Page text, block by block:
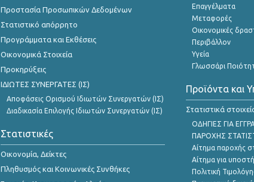
Προστασία Προσωπικών Δεδομένων
Στατιστικό απόρρητο
Προγράμματα και Εκθέσεις
Οικονομικά Στοιχεία
Προκηρύξεις
ΙΔΙΩΤΕΣ ΣΥΝΕΡΓΑΤΕΣ (ΙΣ)
Αποφάσεις Ορισμού Ιδιωτών Συνεργατών (ΙΣ)
Διαδικασία Επιλογής Ιδιωτών Συνεργατών (ΙΣ)
Στατιστικές
Οικονομία, Δείκτες
Πληθυσμός και Κοινωνικές Συνθήκες
Επαγγέλματα
Μεταφορές
Οικονομικές
Περιβάλλον
Υγεία
Γλωσσάρι
Προϊόντα και
Στατιστικά
ΟΔΗΓΙΕΣ ΓΙΑ
ΠΑΡΟΧΗΣ
Αίτημα παροχής
Αίτημα για
Πολιτική